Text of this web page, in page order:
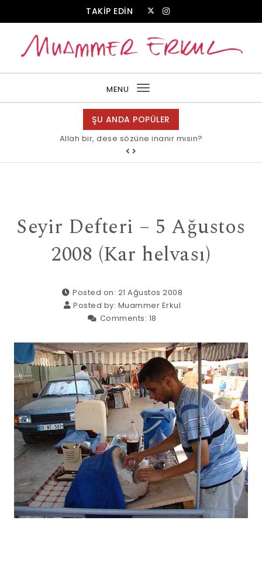
TAKİP EDİN
MENU
Toggle
navigation
ŞU ANDA POPÜLER
Allah bir, dese sözüne inanır mısın?
Seyir Defteri – 5 Ağustos
2008 (Kar helvası)
Posted on: 21 Ağustos 2008
Posted by: Muammer Erkul
Comments: 18